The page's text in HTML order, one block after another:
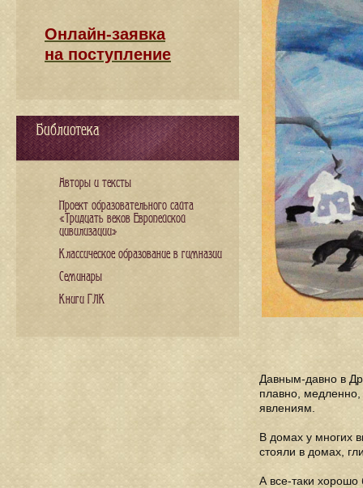
Давным-давно в
плавно,
явлениям.
В домах у многих
стояли в домах,
А все-таки
Онлайн-заявка
на поступление
Библиотека
Авторы и тексты
Проект образовательного сайта
«Тридцать веков Европейской
цивилизации»
Классическое образование в гимназии
Семинары
Книги ГЛК